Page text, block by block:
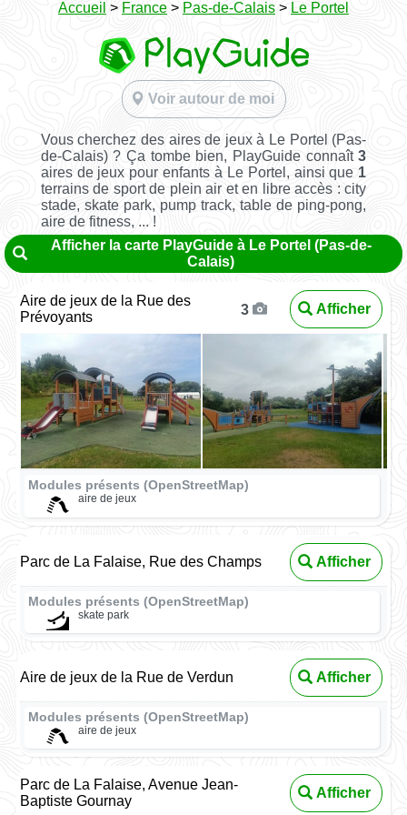
Accueil > France > Pas-de-Calais > Le Portel
Voir autour de moi
Vous cherchez des aires de jeux à Le Portel (Pas-
de-Calais) ? Ça tombe bien, PlayGuide connaît3
aires de jeux pour enfants à Le Portel, ainsi que 1
terrains de sport de plein air et en libre accès : city
stade, skate park, pump track, table de ping-pong,
aire de fitness, ... !
Afficher la carte PlayGuide à Le Portel (Pas-de-
Calais)
Aire de jeux de la Rue des
Prévoyants
3 Afficher
Modules présents (OpenStreetMap)
aire de jeux
Parc de La Falaise, Rue des Champs Afficher
Modules présents (OpenStreetMap)
skate park
Aire de jeux de la Rue de Verdun Afficher
Modules présents (OpenStreetMap)
aire de jeux
Parc de La Falaise, Avenue Jean-
Baptiste Gournay
Afficher